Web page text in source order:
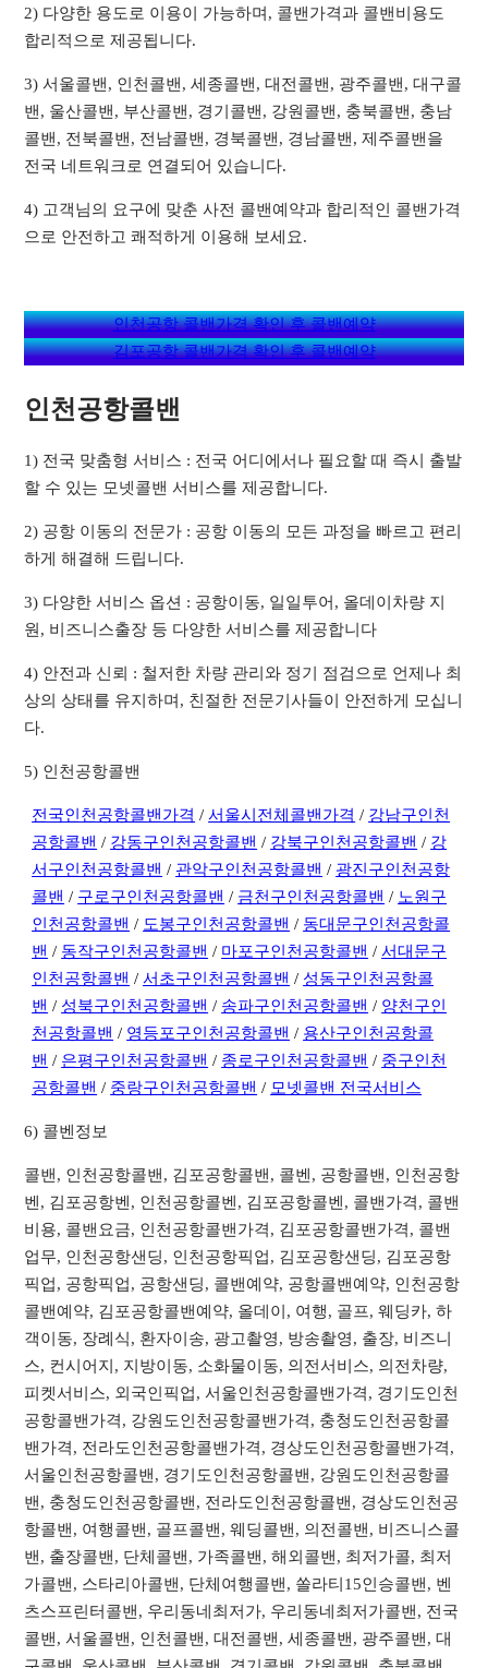
2) 다양한 용도로 이용이 가능하며, 콜밴가격과 콜밴비용도
합리적으로 제공됩니다.
3) 서울콜밴, 인천콜밴, 세종콜밴, 대전콜밴, 광주콜밴, 대구콜
밴, 울산콜밴, 부산콜밴, 경기콜밴, 강원콜밴, 충북콜밴, 충남
콜밴, 전북콜밴, 전남콜밴, 경북콜밴, 경남콜밴, 제주콜밴을
전국 네트워크로 연결되어 있습니다.
4) 고객님의 요구에 맞춘 사전 콜밴예약과 합리적인 콜밴가격
으로 안전하고 쾌적하게 이용해 보세요.
인천공항 콜밴가격 확인 후 콜밴예약
김포공항 콜밴가격 확인 후 콜밴예약
인천공항콜밴
1) 전국 맞춤형 서비스 : 전국 어디에서나 필요할 때 즉시 출발
할 수 있는 모넷콜밴 서비스를 제공합니다.
2) 공항 이동의 전문가 : 공항 이동의 모든 과정을 빠르고 편리
하게 해결해 드립니다.
3) 다양한 서비스 옵션 : 공항이동, 일일투어, 올데이차량 지
원, 비즈니스출장 등 다양한 서비스를 제공합니다
4) 안전과 신뢰 : 철저한 차량 관리와 정기 점검으로 언제나 최
상의 상태를 유지하며, 친절한 전문기사들이 안전하게 모십니
다.
5) 인천공항콜밴
전국인천공항콜밴가격 /서울시전체콜밴가격 / 강남구인천
공항콜밴 / 강동구인천공항콜밴 / 강북구인천공항콜밴 / 강
서구인천공항콜밴 / 관악구인천공항콜밴 / 광진구인천공항
콜밴 / 구로구인천공항콜밴 / 금천구인천공항콜밴 / 노원구
인천공항콜밴 / 도봉구인천공항콜밴 / 동대문구인천공항콜
밴 / 동작구인천공항콜밴 / 마포구인천공항콜밴 /서대문구
인천공항콜밴 /서초구인천공항콜밴 / 성동구인천공항콜
밴 / 성북구인천공항콜밴 / 송파구인천공항콜밴 / 양천구인
천공항콜밴 / 영등포구인천공항콜밴 / 용산구인천공항콜
밴 / 은평구인천공항콜밴 / 종로구인천공항콜밴 / 중구인천
공항콜밴 / 중랑구인천공항콜밴 / 모넷콜밴 전국서비스
6) 콜벤정보
콜밴, 인천공항콜밴, 김포공항콜밴, 콜벤, 공항콜밴, 인천공항
벤, 김포공항벤, 인천공항콜벤, 김포공항콜벤, 콜밴가격, 콜밴
비용, 콜밴요금, 인천공항콜밴가격, 김포공항콜밴가격, 콜밴
업무, 인천공항샌딩, 인천공항픽업, 김포공항샌딩, 김포공항
픽업, 공항픽업, 공항샌딩, 콜밴예약, 공항콜밴예약, 인천공항
콜밴예약, 김포공항콜밴예약, 올데이, 여행, 골프, 웨딩카, 하
객이동, 장례식, 환자이송, 광고촬영, 방송촬영, 출장, 비즈니
스, 컨시어지, 지방이동, 소화물이동, 의전서비스, 의전차량,
피켓서비스, 외국인픽업, 서울인천공항콜밴가격, 경기도인천
공항콜밴가격, 강원도인천공항콜밴가격, 충청도인천공항콜
밴가격, 전라도인천공항콜밴가격, 경상도인천공항콜밴가격,
서울인천공항콜밴, 경기도인천공항콜밴, 강원도인천공항콜
밴, 충청도인천공항콜밴, 전라도인천공항콜밴, 경상도인천공
항콜밴, 여행콜밴, 골프콜밴, 웨딩콜밴, 의전콜밴, 비즈니스콜
밴, 출장콜밴, 단체콜밴, 가족콜밴, 해외콜밴, 최저가콜, 최저
가콜밴, 스타리아콜밴, 단체여행콜밴, 쏠라티15인승콜밴, 벤
츠스프린터콜밴, 우리동네최저가, 우리동네최저가콜밴, 전국
콜밴, 서울콜밴, 인천콜밴, 대전콜밴, 세종콜밴, 광주콜밴, 대